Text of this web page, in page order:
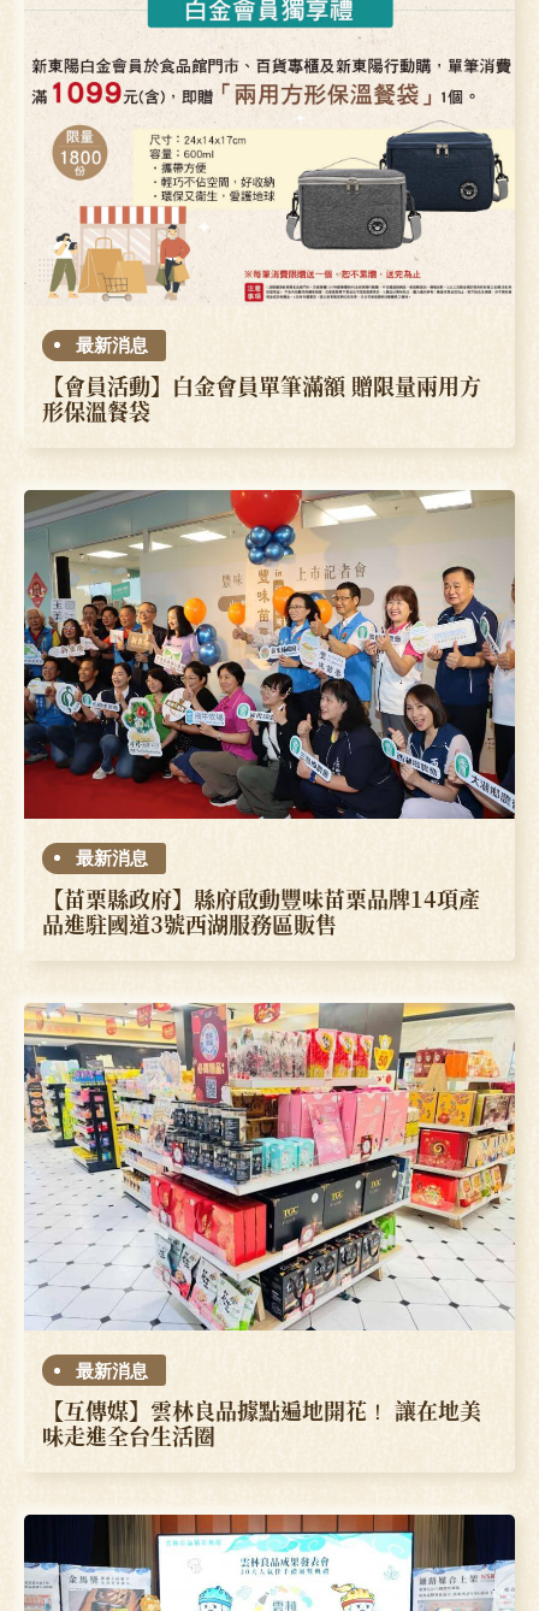
最新消息
【會員活動】白金會員單筆滿額 贈限量兩用方
形保溫餐袋
最新消息
【苗栗縣政府】縣府啟動豐味苗栗品牌14項產
品進駐國道3號西湖服務區販售
最新消息
【互傳媒】雲林良品據點遍地開花！ 讓在地美
味走進全台生活圈